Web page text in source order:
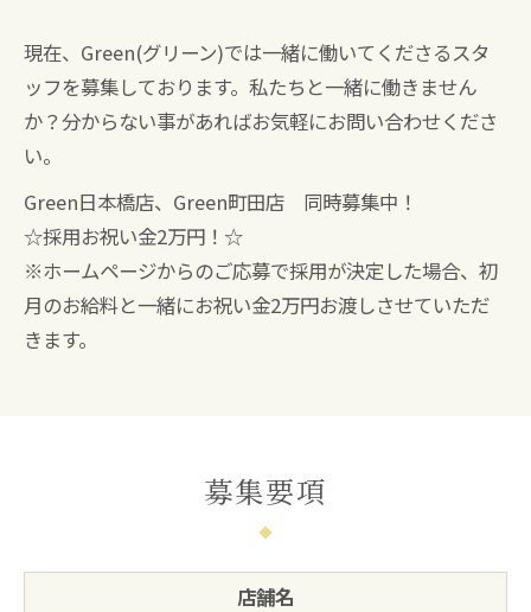
現在、Green(グリーン)では一緒に働いてくださるスタ
ッフを募集しております。私たちと一緒に働きません
か？分からない事があればお気軽にお問い合わせくださ
い。
Green日本橋店、Green町田店 同時募集中！
☆採用お祝い金2万円！☆
※ホームページからのご応募で採用が決定した場合、初
月のお給料と一緒にお祝い金2万円お渡しさせていただ
きます。
募集要項
店舗名